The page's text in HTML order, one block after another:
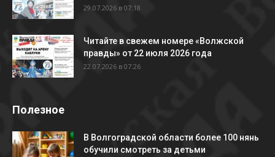
29.07.2026 в 07:18
Читайте в свежем номере «Волжской
правды» от 22 июля 2026 года
22.07.2026 в 07:26
Полезное
В Волгоградской области более 100 нянь
обучили смотреть за детьми